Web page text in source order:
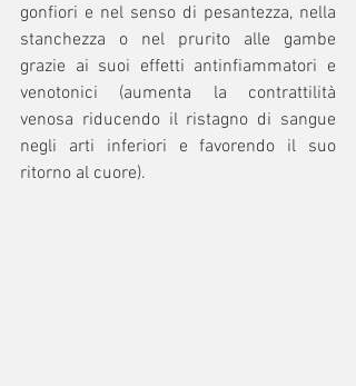
gonfiori e nel senso di pesantezza, nella
stanchezza o nel prurito alle gambe
grazie ai suoi effetti antinfiammatori e
venotonici (aumenta la contrattilità
venosa riducendo il ristagno di sangue
negli arti inferiori e favorendo il suo
ritorno al cuore).